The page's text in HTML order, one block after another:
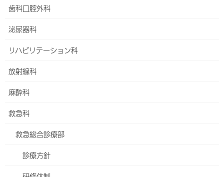
不整脈外来
消化器内科
胸焼け外来
肝臓内科
血液内科
人工透析内科
小児科
小児アレルギー外来
牛乳アレルギー発症予防とスペード試験について
歯科口腔外科
泌尿器科
リハビリテーション科
放射線科
麻酔科
救急科
救急総合診療部
診療方針